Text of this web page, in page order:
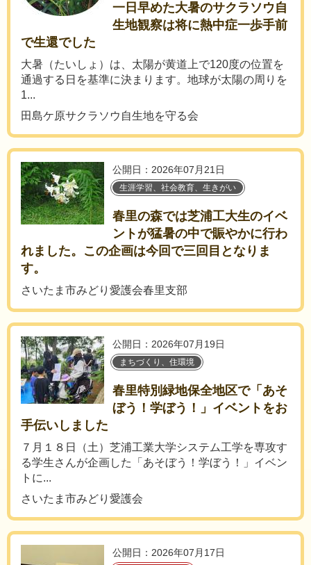
一日早めた大暑のサクラソウ自
生地観察は将に熱中症一歩手前
で生還でした
大暑（たいしょ）は、太陽が黄道上で120度の位置を
通過する日を基準に決まります。地球が太陽の周りを
1...
田島ケ原サクラソウ自生地を守る会
公開日：2026年07月21日
生涯学習、社会教育、生きがい
春里の森では芝浦工大生のイベ
ントが猛暑の中で賑やかに行わ
れました。この企画は今回で三回目となりま
す。
さいたま市みどり愛護会春里支部
公開日：2026年07月19日
まちづくり、住環境
春里特別緑地保全地区で「あそ
ぼう！学ぼう！」イベントをお
手伝いしました
７月１８日（土）芝浦工業大学システム工学を専攻す
る学生さんが企画した「あそぼう！学ぼう！」イベン
トに...
さいたま市みどり愛護会
公開日：2026年07月17日